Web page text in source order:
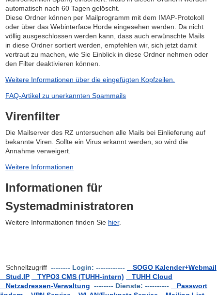
automatisch nach 60 Tagen gelöscht.
Diese Ordner können per Mailprogramm mit dem IMAP-Protokoll
oder über das Webinterface Horde eingesehen werden. Da nicht
völlig ausgeschlossen werden kann, dass auch erwünschte Mails
in diese Ordner sortiert werden, empfehlen wir, sich jetzt damit
vertraut zu machen, wie Sie Einblick in diese Ordner nehmen oder
den Filter deaktivieren können.
Weitere Informationen über die eingefügten Kopfzeilen.
FAQ-Artikel zu unerkannten Spammails
Virenfilter
Die Mailserver des RZ untersuchen alle Mails bei Einlieferung auf
bekannte Viren. Sollte ein Virus erkannt werden, so wird die
Annahme verweigert.
Weitere Informationen
Informationen für
Systemadministratoren
Weitere Informationen finden Sie hier.
Schnellzugriff -------- Login: ------------
SOGO Kalender+Webmail
Stud.IP
TYPO3 CMS (TUHH-intern)
TUHH Cloud
Netzadressen-Verwaltung -------- Dienste: ----------
Passwort